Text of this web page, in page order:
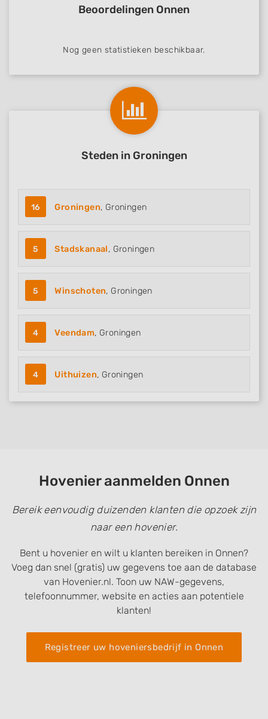
Beoordelingen Onnen
Nog geen statistieken beschikbaar.
Steden in Groningen
16 Groningen, Groningen
5 Stadskanaal, Groningen
5 Winschoten, Groningen
4 Veendam, Groningen
4 Uithuizen, Groningen
Hovenier aanmelden Onnen
Bereik eenvoudig duizenden klanten die opzoek zijn
naar een hovenier.
Bent u hovenier en wilt u klanten bereiken in Onnen?
Voeg dan snel (gratis) uw gegevens toe aan de database
van Hovenier.nl. Toon uw NAW-gegevens,
telefoonnummer, website en acties aan potentiele
klanten!
Registreer uw hoveniersbedrijf in Onnen